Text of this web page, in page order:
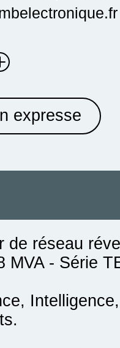
expresse
de réseau
MVA - Série